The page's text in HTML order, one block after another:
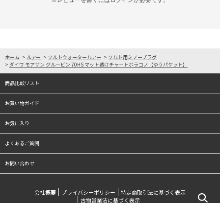
ホーム > ルアー > ソルトウォータールアー > ソルト用ミノープラグ
> ダイワ モアザン グルービン 70HS マット透けチャートボラコノ【ゆうパケット】
商品比較リスト
お買い物ガイド
お気に入り
よくあるご質問
お問い合わせ
会社概要 プライバシーポリシー
特定商取引法に基づく表示
古物営業法に基づく表示